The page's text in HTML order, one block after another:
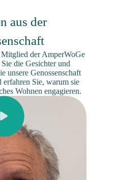
aus der
der AmperWoGe
die Gesichter und
unsere Genossenschaft
Sie, warum sie
Wohnen engagieren.